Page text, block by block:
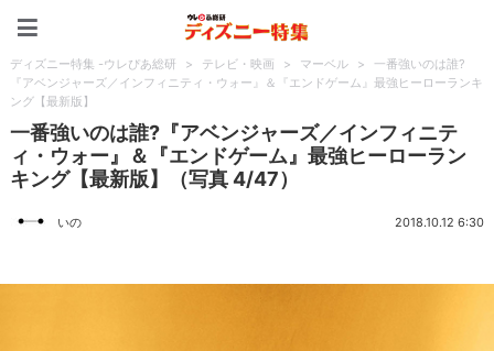
ディズニー特集 -ウレぴあ総研 > テレビ・映画 > マーベル >
一番強いのは誰?
『アベンジャーズ／インフィニティ・ウォー』＆『エンドゲーム』最強ヒーローランキ
ング【最新版】
一番強いのは誰?『アベンジャーズ／インフィニテ
ィ・ウォー』＆『エンドゲーム』最強ヒーローラン
キング【最新版】（写真 4/47）
いの 2018.10.12 6:30